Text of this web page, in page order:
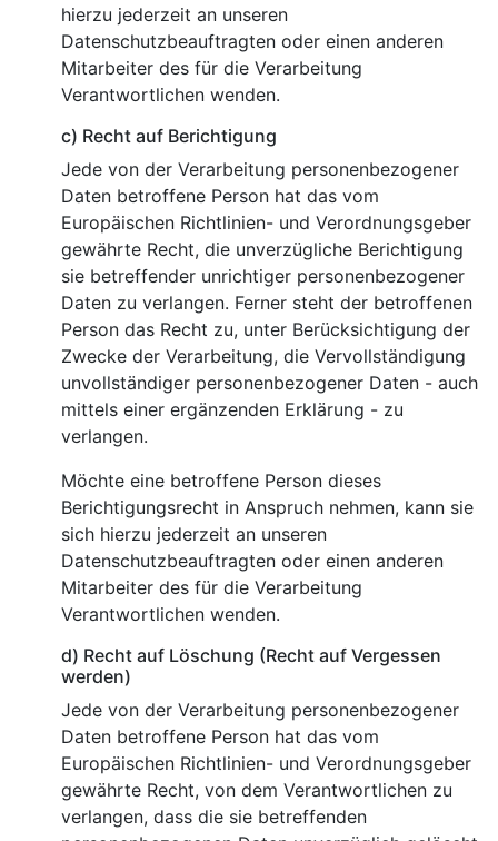
hierzu jederzeit an unseren
Datenschutzbeauftragten oder einen anderen
Mitarbeiter des für die Verarbeitung
Verantwortlichen wenden.
c) Recht auf Berichtigung
Jede von der Verarbeitung personenbezogener
Daten betroffene Person hat das vom
Europäischen Richtlinien- und Verordnungsgeber
gewährte Recht, die unverzügliche Berichtigung
sie betreffender unrichtiger personenbezogener
Daten zu verlangen. Ferner steht der betroffenen
Person das Recht zu, unter Berücksichtigung der
Zwecke der Verarbeitung, die Vervollständigung
unvollständiger personenbezogener Daten - auch
mittels einer ergänzenden Erklärung - zu
verlangen.
Möchte eine betroffene Person dieses
Berichtigungsrecht in Anspruch nehmen, kann sie
sich hierzu jederzeit an unseren
Datenschutzbeauftragten oder einen anderen
Mitarbeiter des für die Verarbeitung
Verantwortlichen wenden.
d) Recht auf Löschung (Recht auf Vergessen
werden)
Jede von der Verarbeitung personenbezogener
Daten betroffene Person hat das vom
Europäischen Richtlinien- und Verordnungsgeber
gewährte Recht, von dem Verantwortlichen zu
verlangen, dass die sie betreffenden